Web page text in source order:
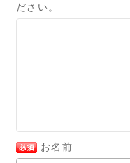
ださい。
お名前